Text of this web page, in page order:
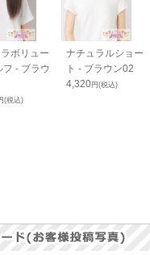
ボリュー
フ - ブラウ
(税込)
ナチュラルショー
ト - ブラウン02
4,320円(税込)